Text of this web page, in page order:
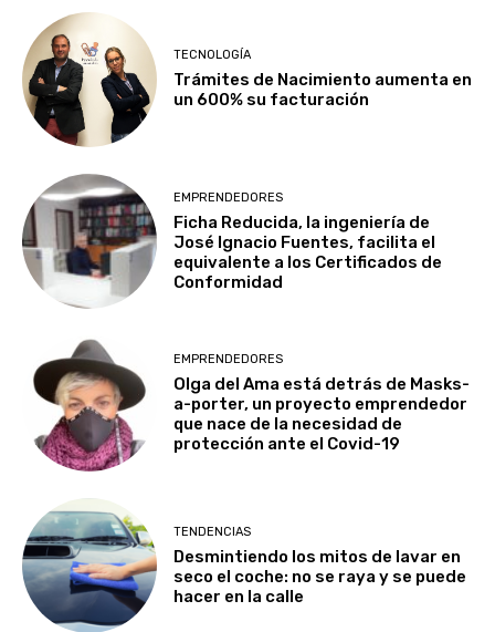
TECNOLOGÍA
Trámites de Nacimiento aumenta en
un 600% su facturación
EMPRENDEDORES
Ficha Reducida, la ingeniería de
José Ignacio Fuentes, facilita el
equivalente a los Certificados de
Conformidad
EMPRENDEDORES
Olga del Ama está detrás de Masks-
a-porter, un proyecto emprendedor
que nace de la necesidad de
protección ante el Covid-19
TENDENCIAS
Desmintiendo los mitos de lavar en
seco el coche: no se raya y se puede
hacer en la calle